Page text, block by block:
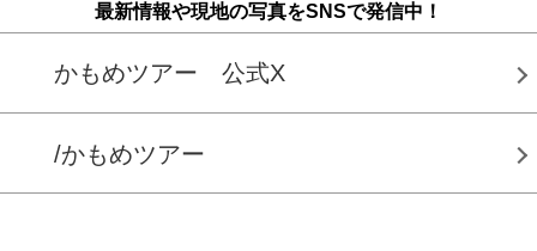
最新情報や現地の写真をSNSで発信中！
かもめツアー 公式X
/かもめツアー